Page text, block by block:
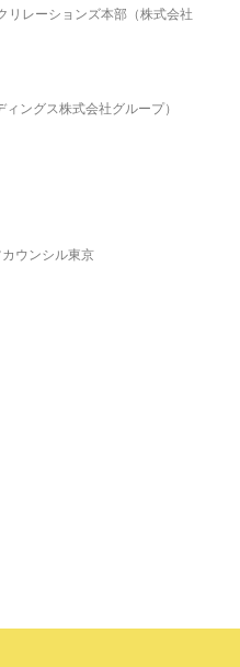
リレーションズ本部（株式会社
ングス株式会社グループ）
ウンシル東京